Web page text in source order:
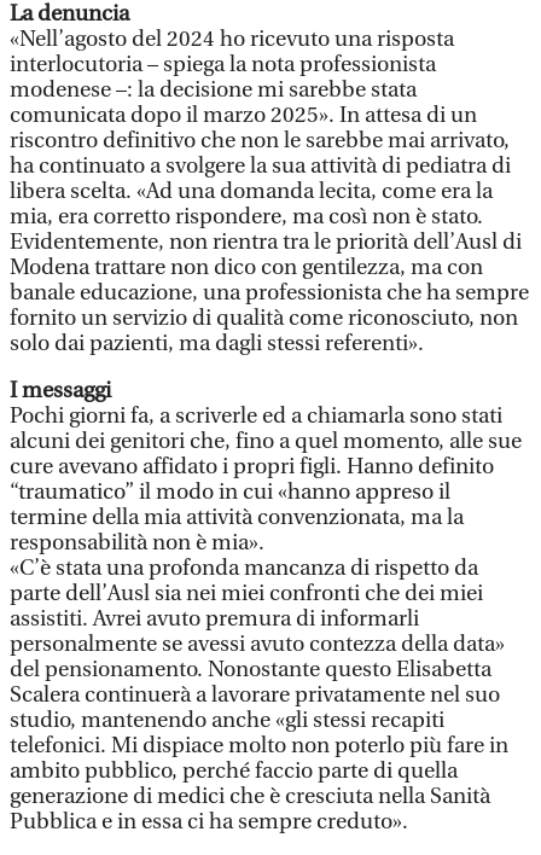
La denuncia
«Nell’agosto del 2024 ho ricevuto una risposta
interlocutoria – spiega la nota professionista
modenese –: la decisione mi sarebbe stata
comunicata dopo il marzo 2025». In attesa di un
riscontro definitivo che non le sarebbe mai arrivato,
ha continuato a svolgere la sua attività di pediatra di
libera scelta. «Ad una domanda lecita, come era la
mia, era corretto rispondere, ma così non è stato.
Evidentemente, non rientra tra le priorità dell’Ausl di
Modena trattare non dico con gentilezza, ma con
banale educazione, una professionista che ha sempre
fornito un servizio di qualità come riconosciuto, non
solo dai pazienti, ma dagli stessi referenti».
I messaggi
Pochi giorni fa, a scriverle ed a chiamarla sono stati
alcuni dei genitori che, fino a quel momento, alle sue
cure avevano affidato i propri figli. Hanno definito
“traumatico” il modo in cui «hanno appreso il
termine della mia attività convenzionata, ma la
responsabilità non è mia».
«C’è stata una profonda mancanza di rispetto da
parte dell’Ausl sia nei miei confronti che dei miei
assistiti. Avrei avuto premura di informarli
personalmente se avessi avuto contezza della data»
del pensionamento. Nonostante questo Elisabetta
Scalera continuerà a lavorare privatamente nel suo
studio, mantenendo anche «gli stessi recapiti
telefonici. Mi dispiace molto non poterlo più fare in
ambito pubblico, perché faccio parte di quella
generazione di medici che è cresciuta nella Sanità
Pubblica e in essa ci ha sempre creduto».